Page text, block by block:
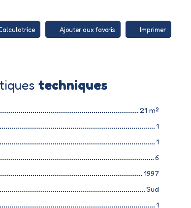
Ajouter aux favoris Imprimer
techniques
21 m²
1
1
6
1997
Sud
1